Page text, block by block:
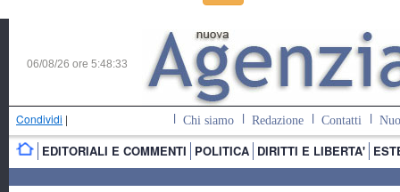
06/08/26 ore 5:48:34
Condividi | Chi siamo Redazione Contatti
EDITORIALI E COMMENTI POLITICA DIRITTI E LIBERTA'